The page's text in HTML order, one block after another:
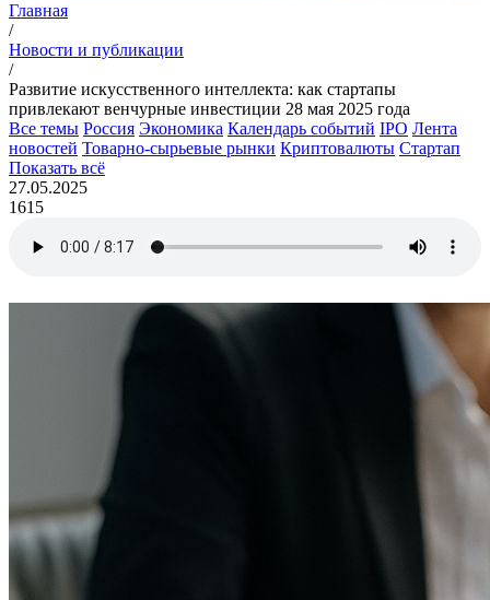
Главная
/
Новости и публикации
/
Развитие искусственного интеллекта: как стартапы
привлекают венчурные инвестиции 28 мая 2025 года
Все темы Россия Экономика Календарь событий IPO Лента
новостей Товарно-сырьевые рынки Криптовалюты Стартап
Показать всё
27.05.2025
1615